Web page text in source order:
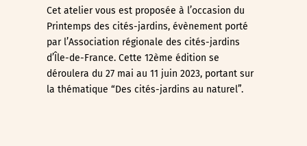
Cet atelier vous est proposée à l’occasion du
Printemps des cités-jardins, évènement porté
par l’Association régionale des cités-jardins
d’Île-de-France. Cette 12ème édition se
déroulera du 27 mai au 11 juin 2023, portant sur
la thématique “Des cités-jardins au naturel”.